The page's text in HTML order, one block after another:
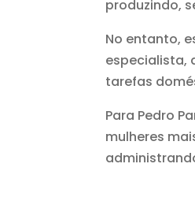
produzindo,
No entanto,
especialista,
tarefas
Para Pedro
mulheres